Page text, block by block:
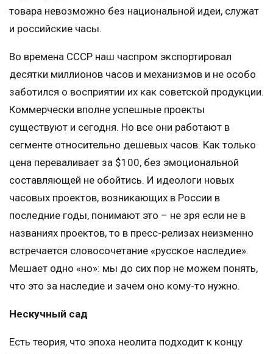
товара невозможно без национальной идеи, служат
и российские часы.
Во времена СССР наш часпром экспортировал
десятки миллионов часов и механизмов и не особо
заботился о восприятии их как советской продукции.
Коммерчески вполне успешные проекты
существуют и сегодня. Но все они работают в
сегменте относительно дешевых часов. Как только
цена переваливает за $100, без эмоциональной
составляющей не обойтись. И идеологи новых
часовых проектов, возникающих в России в
последние годы, понимают это – не зря если не в
названиях проектов, то в пресс-релизах неизменно
встречается словосочетание «русское наследие».
Мешает одно «но»: мы до сих пор не можем понять,
что это за наследие и зачем оно кому-то нужно.
Нескучный сад
Есть теория, что эпоха неолита подходит к концу